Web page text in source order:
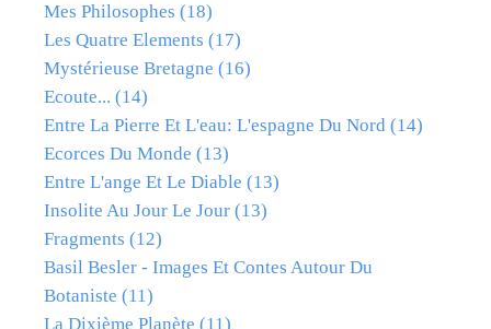
Mes Philosophes (18)
Les Quatre Elements (17)
Mystérieuse Bretagne (16)
Ecoute... (14)
Entre La Pierre Et L'eau: L'espagne Du Nord (14)
Ecorces Du Monde (13)
Entre L'ange Et Le Diable (13)
Insolite Au Jour Le Jour (13)
Fragments (12)
Basil Besler - Images Et Contes Autour Du
Botaniste (11)
La Dixième Planète (11)